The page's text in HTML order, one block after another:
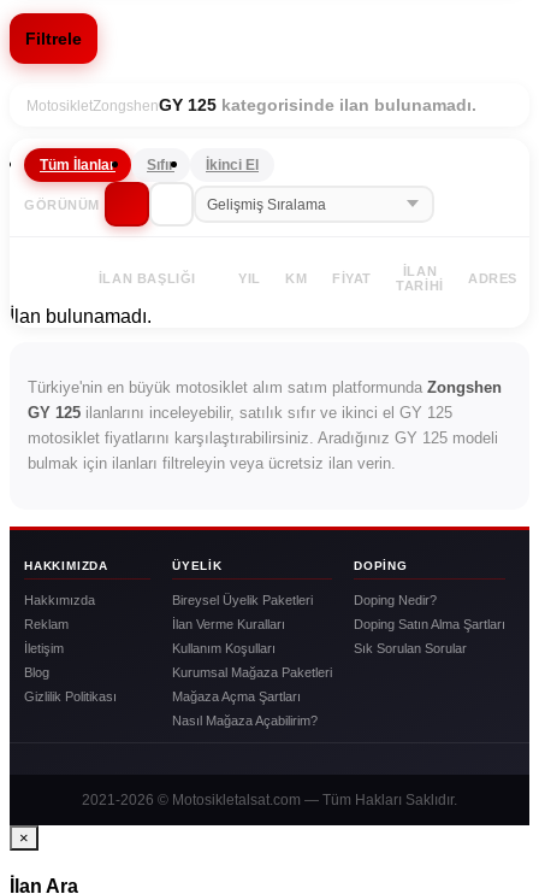
Filtrele
MotosikletZongshenGY 125 kategorisinde ilan bulunamadı.
Tüm İlanlar Sıfır İkinci El
GÖRÜNÜM
İLAN BAŞLIĞI YIL KM FIYAT
İLAN
TARIHI
ADRES
İlan bulunamadı.
Türkiye'nin en büyük motosiklet alım satım platformunda Zongshen
GY 125 ilanlarını inceleyebilir, satılık sıfır ve ikinci el GY 125
motosiklet fiyatlarını karşılaştırabilirsiniz. Aradığınız GY 125 modeli
bulmak için ilanları filtreleyin veya ücretsiz ilan verin.
HAKKIMIZDA
Hakkımızda
Reklam
İletişim
Blog
Gizlilik Politikası
ÜYELIK
Bireysel Üyelik Paketleri
İlan Verme Kuralları
Kullanım Koşulları
Kurumsal Mağaza Paketleri
Mağaza Açma Şartları
Nasıl Mağaza Açabilirim?
DOPING
Doping Nedir?
Doping Satın Alma Şartları
Sık Sorulan Sorular
2021-2026 © Motosikletalsat.com — Tüm Hakları Saklıdır.
×
İlan Ara